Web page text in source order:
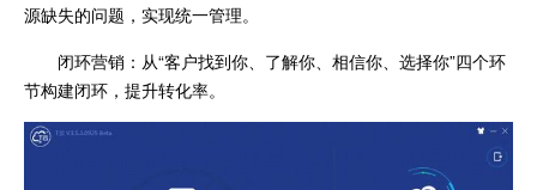
源缺失的问题，实现统一管理。
闭环营销：从“客户找到你、了解你、相信你、选择你”四个环
节构建闭环，提升转化率。